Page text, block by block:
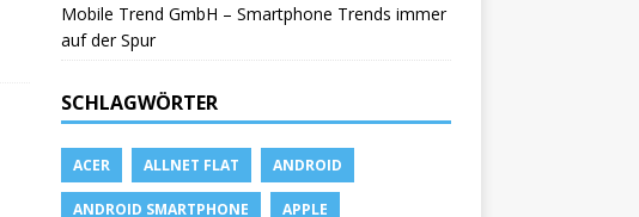
Mobile Trend GmbH – Smartphone Trends immer
auf der Spur
SCHLAGWÖRTER
ACER ALLNET FLAT ANDROID
ANDROID SMARTPHONE APPLE